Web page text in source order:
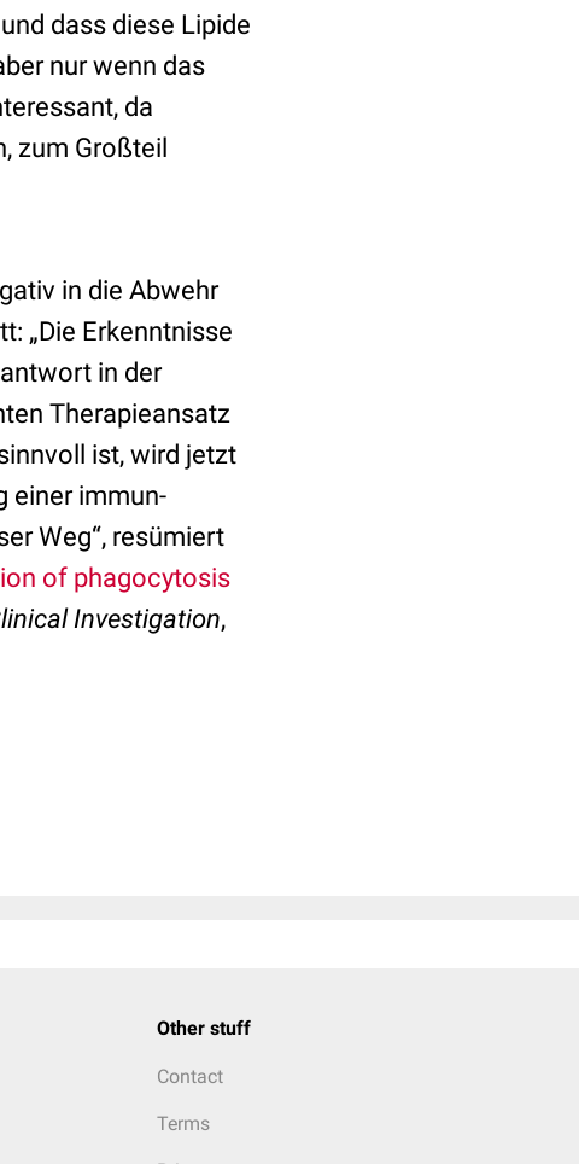
dass diese Lipide
nur wenn das
da
zum Großteil
in die Abwehr
„Die Erkenntnisse
in der
Therapieansatz
ist, wird jetzt
einer immun-
Weg“, resümiert
of phagocytosis
Investigation,
Other stuff
Contact
Terms